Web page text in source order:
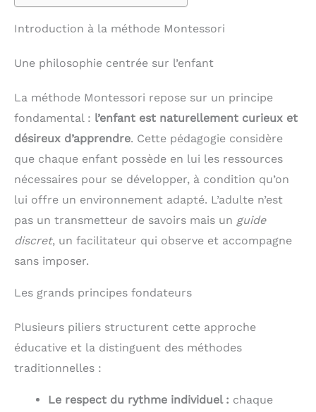
Introduction à la méthode Montessori
Une philosophie centrée sur l’enfant
La méthode Montessori repose sur un principe
fondamental : l’enfant est naturellement curieux et
désireux d’apprendre. Cette pédagogie considère
que chaque enfant possède en lui les ressources
nécessaires pour se développer, à condition qu’on
lui offre un environnement adapté. L’adulte n’est
pas un transmetteur de savoirs mais un guide
discret, un facilitateur qui observe et accompagne
sans imposer.
Les grands principes fondateurs
Plusieurs piliers structurent cette approche
éducative et la distinguent des méthodes
traditionnelles :
Le respect du rythme individuel : chaque